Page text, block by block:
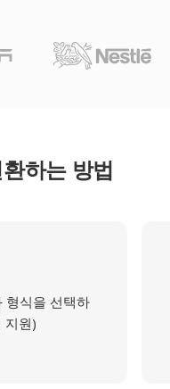
하는 방법
형식을 선택하
지원)